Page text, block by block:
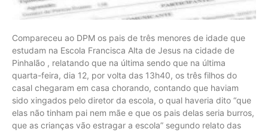
Compareceu ao DPM os pais de três menores de idade que
estudam na Escola Francisca Alta de Jesus na cidade de
Pinhalão , relatando que na última sendo que na última
quarta-feira, dia 12, por volta das 13h40, os três filhos do
casal chegaram em casa chorando, contando que haviam
sido xingados pelo diretor da escola, o qual haveria dito “que
elas não tinham pai nem mãe e que os pais delas seria burros,
que as crianças vão estragar a escola” segundo relato das